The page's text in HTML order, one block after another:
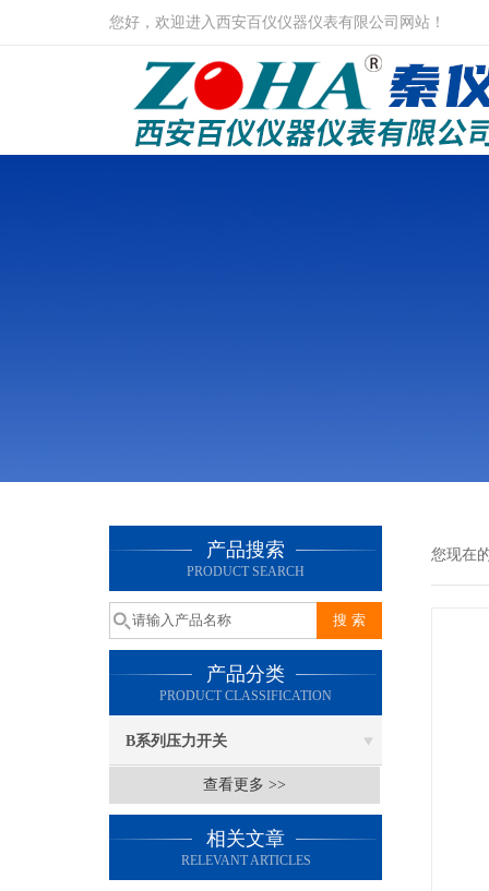
您好，欢迎进入西安百仪仪器仪表有限公司网站！
产品搜索
PRODUCT SEARCH
产品分类
PRODUCT CLASSIFICATION
B系列压力开关
查看更多 >>
相关文章
RELEVANT ARTICLES
您现在